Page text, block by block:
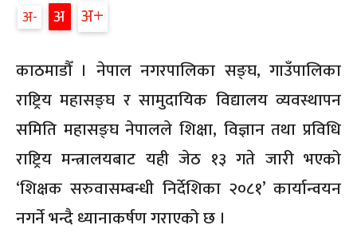
अ अ अ
काठमाडौँ । नेपाल नगरपालिका सङ्घ, गाउँपालिका
राष्ट्रिय महासङ्घ र सामुदायिक विद्यालय व्यवस्थापन
समिति महासङ्घ नेपालले शिक्षा, विज्ञान तथा प्रविधि
राष्ट्रिय मन्त्रालयबाट यही जेठ १३ गते जारी भएको
‘शिक्षक सरुवासम्बन्धी निर्देशिका २०८१’ कार्यान्वयन
नगर्ने भन्दै ध्यानाकर्षण गराएको छ ।